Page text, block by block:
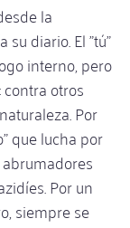
la
su diario. El "tú"
interno, pero
otros
Por
que lucha por
Por un
siempre se